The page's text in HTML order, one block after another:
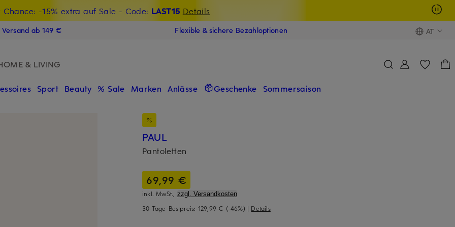
Chance: -15% extra auf Sale - Code: LAST15 Details
Willkommensgutschein mit Beyond sichern
ab 149 € Flexible & sichere Bezahloptionen AT
& LIVING
Sport Beauty % Sale Marken Anlässe Geschenke Sommersaison
PAUL
Pantoletten
69,99 €
inkl. MwSt., zzgl. Versandkosten
30-Tage-Bestpreis: 129,99 € (-46%) | Details